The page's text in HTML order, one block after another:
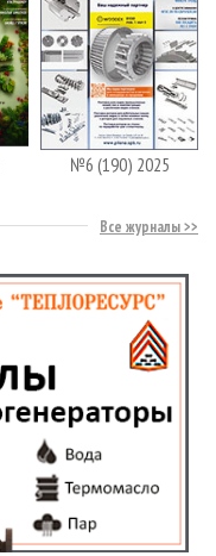
№6 (190) 2025
Все журналы